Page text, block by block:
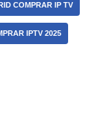
COMPRAR IP TV
IPTV 2025